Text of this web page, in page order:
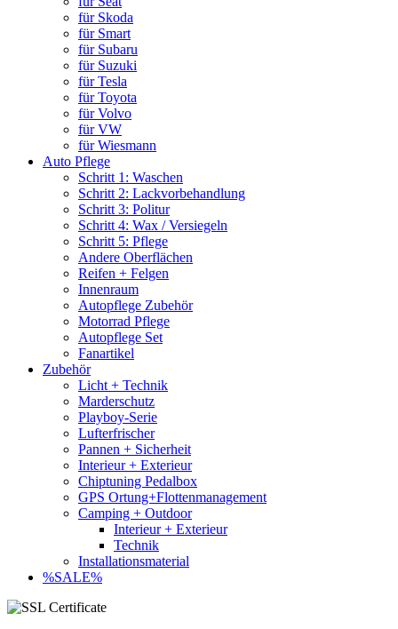
für Skoda
für Smart
für Subaru
für Suzuki
für Tesla
für Toyota
für Volvo
für VW
für Wiesmann
Auto Pflege
Schritt 1: Waschen
Schritt 2: Lackvorbehandlung
Schritt 3: Politur
Schritt 4: Wax / Versiegeln
Schritt 5: Pflege
Andere Oberflächen
Reifen + Felgen
Innenraum
Autopflege Zubehör
Motorrad Pflege
Autopflege Set
Fanartikel
Zubehör
Licht + Technik
Marderschutz
Playboy-Serie
Lufterfrischer
Pannen + Sicherheit
Interieur + Exterieur
Chiptuning Pedalbox
GPS Ortung+Flottenmanagement
Camping + Outdoor
Interieur + Exterieur
Technik
Installationsmaterial
%SALE%